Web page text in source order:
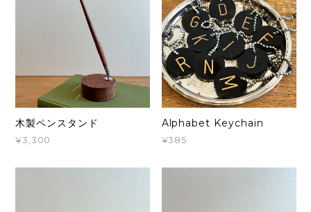
木製ペンスタンド
¥3,300
Alphabet Keychain
¥385